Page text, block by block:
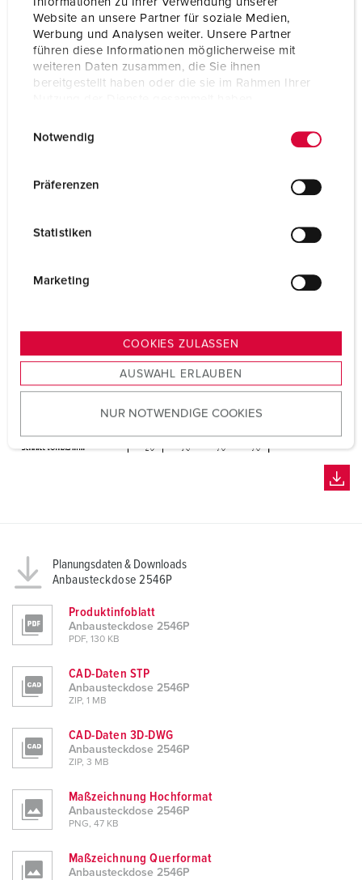
Website an unsere Partner für soziale Medien,
Werbung und Analysen weiter. Unsere Partner
führen diese Informationen möglicherweise mit
weiteren Daten zusammen, die Sie ihnen
bereitgestellt haben oder die sie im Rahmen Ihrer
s
u
w
a
Notwendig
Präferenzen
Statistiken
Marketing
COOKIES ZULASSEN
AUSWAHL ERLAUBEN
NUR NOTWENDIGE COOKIES
Prüfzeichen EAC
Planungsdaten & Downloads
Anbausteckdose 2546P
Produktinfoblatt
Anbausteckdose 2546P
PDF, 130 KB
CAD-Daten STP
Anbausteckdose 2546P
ZIP, 1 MB
CAD-Daten 3D-DWG
Anbausteckdose 2546P
ZIP, 3 MB
Maßzeichnung Hochformat
Anbausteckdose 2546P
PNG, 47 KB
Maßzeichnung Querformat
Anbausteckdose 2546P